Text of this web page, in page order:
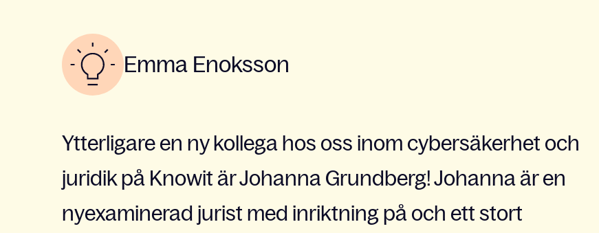
Emma Enoksson
Ytterligare en ny kollega hos oss inom cybersäkerhet och
juridik på Knowit är Johanna Grundberg! Johanna är en
nyexaminerad jurist med inriktning på och ett stort